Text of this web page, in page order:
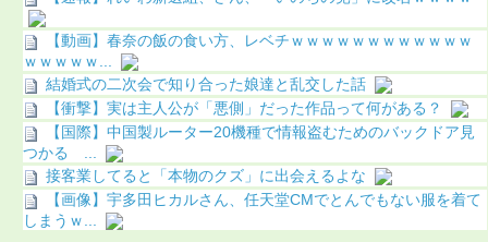
【動画】春奈の飯の食い方、レベチｗｗｗｗｗｗｗｗｗｗｗｗ
ｗｗｗｗｗ...
結婚式の二次会で知り合った娘達と乱交した話
【衝撃】実は主人公が「悪側」だった作品って何がある？
【国際】中国製ルーター20機種で情報盗むためのバックドア見
つかる ...
接客業してると「本物のクズ」に出会えるよな
【画像】宇多田ヒカルさん、任天堂CMでとんでもない服を着て
しまうｗ...